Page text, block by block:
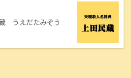
うえだたみぞう